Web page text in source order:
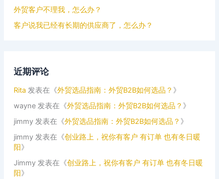
外贸客户不理我，怎么办？
客户说我已经有长期的供应商了，怎么办？
近期评论
Rita 发表在《外贸选品指南：外贸B2B如何选品？ 》
wayne发表在《外贸选品指南：外贸B2B如何选品？ 》
jimmy发表在《外贸选品指南：外贸B2B如何选品？ 》
jimmy发表在《创业路上，祝你有客户 有订单 也有冬日暖
阳》
Jimmy发表在《创业路上，祝你有客户 有订单 也有冬日暖
阳》